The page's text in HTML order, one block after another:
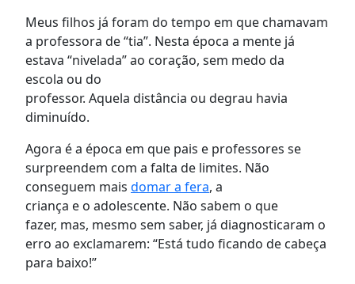
Meus filhos já foram do tempo em que chamavam
a professora de “tia”. Nesta época a mente já
estava “nivelada” ao coração, sem medo da
escola ou do
professor. Aquela distância ou degrau havia
diminuído.
Agora é a época em que pais e professores se
surpreendem com a falta de limites. Não
conseguem mais domar a fera, a
criança e o adolescente. Não sabem o que
fazer, mas, mesmo sem saber, já diagnosticaram o
erro ao exclamarem: “Está tudo ficando de cabeça
para baixo!”